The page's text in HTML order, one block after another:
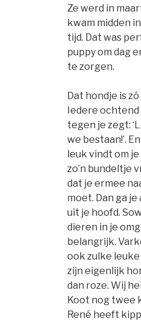
Ze werd in
kwam midden
tijd. Dat was
puppy om dag
te zorgen.
Dat hondje is
Iedere ochtend
tegen je zegt:
we bestaan!’.
leuk vindt om
zo’n bundeltje
dat je ermee
moet. Dan ga
uit je hoofd.
dieren in je
belangrijk.
ook zulke
zijn eigenlijk
dan roze. Wij
Koot nog twee
René heeft